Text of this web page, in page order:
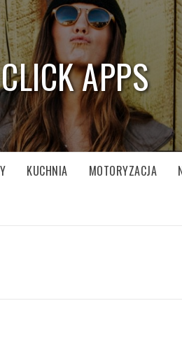
CLICK APPS
KUCHNIA MOTORYZACJA